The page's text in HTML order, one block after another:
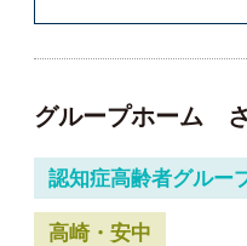
グループホーム
認知症高齢者グルー
高崎・安中